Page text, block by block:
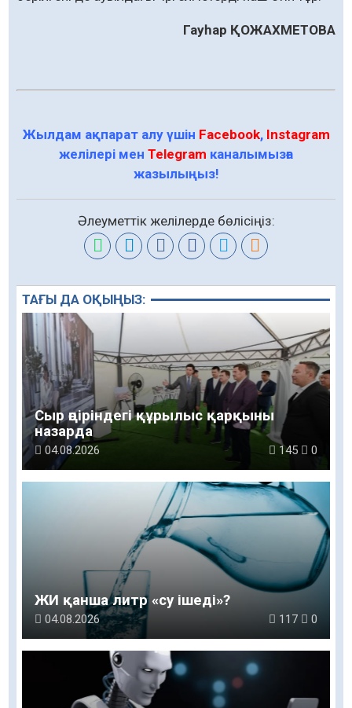
Гауһар ҚОЖАХМЕТОВА
Жылдам ақпарат алу үшін Facebook, Instagram
желілері мен Telegram каналымызға
жазылыңыз!
Әлеуметтік желілерде бөлісіңіз:
ТАҒЫ ДА ОҚЫҢЫЗ:
Сыр өңіріндегі құрылыс қарқыны
назарда
04.08.2026 145 0
ЖИ қанша литр «су ішеді»?
04.08.2026 117 0